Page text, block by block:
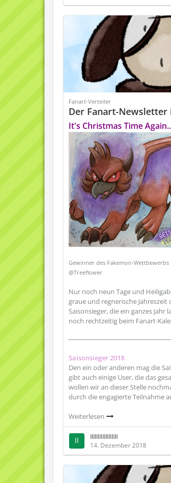
Fanart-Verteiler
Der Fanart-Newsletter
It's Christmas Time
Gewinner des Fakemon-Wettbewerbs
@Treeflower
Nur noch neun Tage und
graue und regnerische
Saisonsieger, die ein ganzes
noch rechtzeitig beim Fanart-
Saisonsieger 2018
Den ein oder anderen mag die
gibt auch einige User, die das
wollen wir an dieser Stelle
durch die engagierte Teilnahme
Weiterlesen
IIIIllllIIIllllIII
14. Dezember 2018